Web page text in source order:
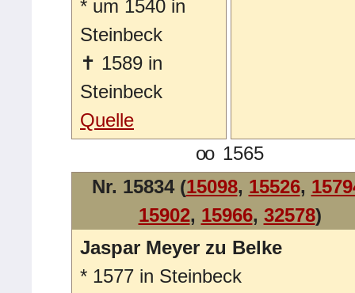
* um 1540 in
Steinbeck
✝ 1589 in
Steinbeck
Quelle
oo 1565
Nr. 15834 (15098, 15526,
15902, 15966, 32578)
Jaspar Meyer zu Belke
* 1577 in Steinbeck